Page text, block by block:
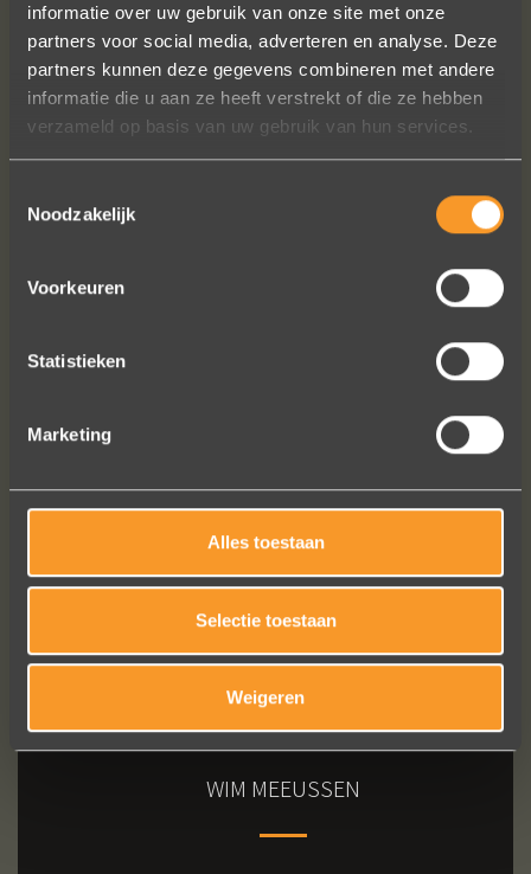
informatie over uw gebruik van onze site met onze
partners voor social media, adverteren en analyse. Deze
partners kunnen deze gegevens combineren met andere
informatie die u aan ze heeft verstrekt of die ze hebben
verzameld op basis van uw gebruik van hun services.
Noodzakelijk
Voorkeuren
Statistieken
Marketing
Alles toestaan
Selectie toestaan
Weigeren
Wat een vakmanschap! De sierraden
zijn gewoon prachtig en subtiel
tegelijk. Héél veel waar voor je geld. In
het echt zijn ze eigenlijk mooier dan
op de foto's.
contact met je onderhouden alsof je
Het is eigenlijk een feestje om bij Wim
WIM MEEUSSEN